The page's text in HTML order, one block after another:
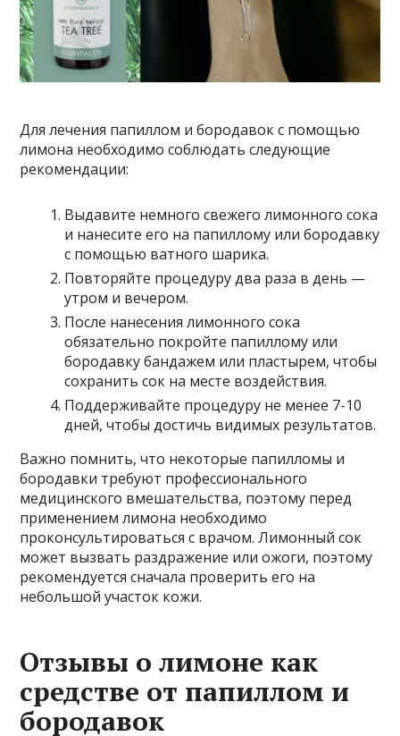
Для лечения папиллом и бородавок с помощью
лимона необходимо соблюдать следующие
рекомендации:
Выдавите немного свежего лимонного сока
и нанесите его на папиллому или бородавку
с помощью ватного шарика.
Повторяйте процедуру два раза в день —
утром и вечером.
После нанесения лимонного сока
обязательно покройте папиллому или
бородавку бандажем или пластырем, чтобы
сохранить сок на месте воздействия.
Поддерживайте процедуру не менее 7-10
дней, чтобы достичь видимых результатов.
Важно помнить, что некоторые папилломы и
бородавки требуют профессионального
медицинского вмешательства, поэтому перед
применением лимона необходимо
проконсультироваться с врачом. Лимонный сок
может вызвать раздражение или ожоги, поэтому
рекомендуется сначала проверить его на
небольшой участок кожи.
Отзывы о лимоне как
средстве от папиллом и
бородавок